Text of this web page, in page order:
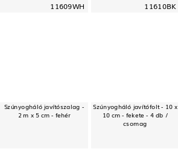
11609WH
Szúnyogháló javítószalag -
2 m x 5 cm - fehér
11610BK
Szúnyogháló javítófolt - 10 x
10 cm - fekete - 4 db /
csomag